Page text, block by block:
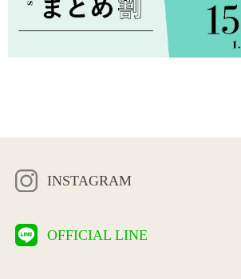
INSTAGRAM
OFFICIAL LINE